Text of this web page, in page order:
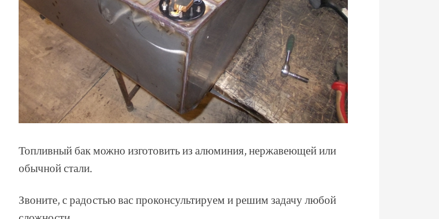
Топливный бак можно изготовить из алюминия, нержавеющей или
обычной стали.
Звоните, с радостью вас проконсультируем и решим задачу любой